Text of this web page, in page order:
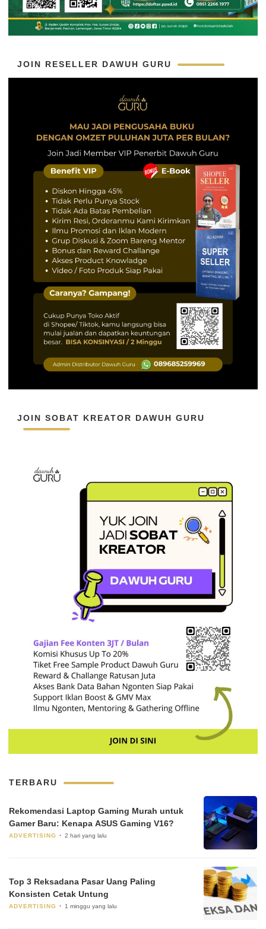
JOIN RESELLER DAWUH GURU
JOIN SOBAT KREATOR DAWUH GURU
TERBARU
Rekomendasi Laptop Gaming Murah untuk
Gamer Baru: Kenapa ASUS Gaming V16?
ADVERTISING 2 hari yang lalu
Top 3 Reksadana Pasar Uang Paling
Konsisten Cetak Untung
ADVERTISING 1 minggu yang lalu